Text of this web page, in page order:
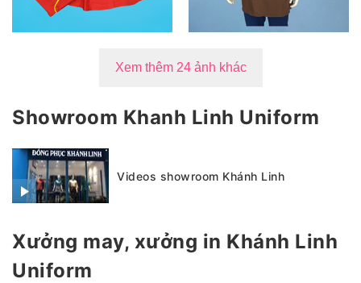
Xem thêm 24 ảnh khác
Showroom Khanh Linh Uniform
Videos showroom Khánh Linh
Xưởng may, xưởng in Khánh Linh
Uniform